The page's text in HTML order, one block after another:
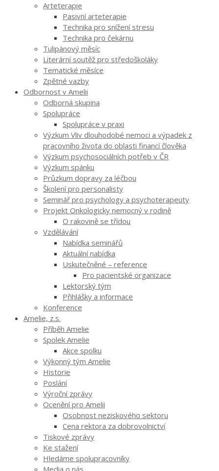
Arteterapie
Pasivní arteterapie
Technika pro snížení stresu
Technika pro čekárnu
Tulipánový měsíc
Literární soutěž pro středoškoláky
Tematické měsíce
Zpětné vazby
Odbornost v Amelii
Odborná skupina
Spolupráce
Spolupráce v praxi
Výzkum Vliv dlouhodobé nemoci a výpadek z
pracovního života do oblasti financí člověka
Výzkum psychosociálních potřeb v ČR
Výzkum spánku
Průzkum dopravy za léčbou
Školení pro personalisty
Seminář pro psychology a psychoterapeuty
Projekt Onkologicky nemocný v rodině
O rakovině se třídou
Vzdělávání
Nabídka seminářů
Aktuální nabídka
Uskutečněné – reference
Pro pacientské organizace
Lektorský tým
Přihlášky a informace
Konference
Amelie, z.s.
Příběh Amelie
Spolek Amelie
Akce spolku
Výkonný tým Amelie
Historie
Poslání
Výroční zprávy
Ocenění pro Amelii
Osobnost neziskového sektoru
Cena rektora za dobrovolnictví
Tiskové zprávy
Ke stažení
Hledáme spolupracovníky
Media o nás